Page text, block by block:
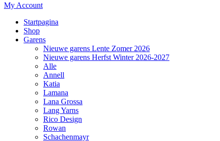
My Account
Startpagina
Shop
Garens
Nieuwe garens Lente Zomer 2026
Nieuwe garens Herfst Winter 2026-2027
Alle
Annell
Katia
Lamana
Lana Grossa
Lang Yarns
Rico Design
Rowan
Schachenmayr